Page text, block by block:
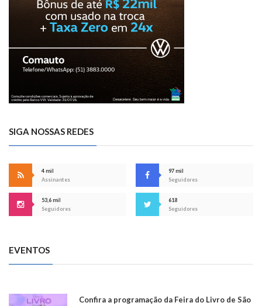
SIGA NOSSAS REDES
4 mil
Assinantes
97 mil
Seguidores
53,6 mil
Seguidores
618
Seguidores
EVENTOS
Confira a programação da Feira do Livro de São